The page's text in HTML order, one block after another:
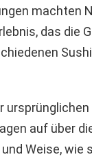
machten
das die
ursprünglichen
auf über
Weise, wie